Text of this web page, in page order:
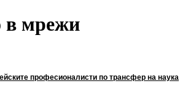
в мрежи
професионалисти по трансфер на наука